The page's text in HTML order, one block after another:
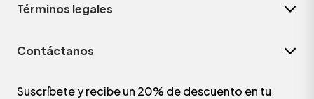
Términos legales
Contáctanos
Suscríbete y recibe un 20% de descuento en tu